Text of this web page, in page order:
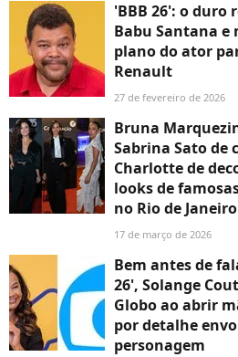
'BBB 26': o duro
Babu Santana e
plano do ator
Renault
27 de fevereiro de 2026
Bruna
Sabrina Sato de
Charlotte de
looks de
no Rio de Janeiro
17 de março de 2026
Bem antes de
26', Solange
Globo ao abrir
por detalhe
personagem